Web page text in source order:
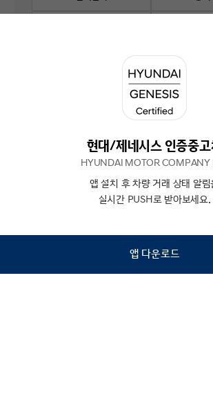
검색
현대/제네시스 인증중
HYUNDAI MOTOR COMPANY
앱 설치 후 차량 거래 상태 알림
실시간 PUSH로 받아보세요.
앱 다운로드